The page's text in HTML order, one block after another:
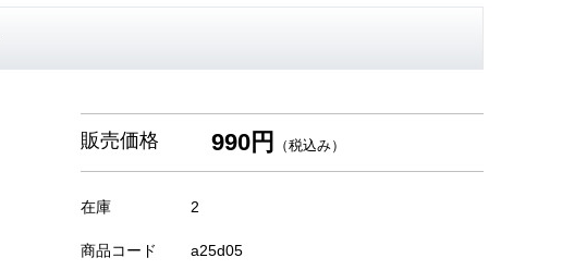
販売価格 990円 （税込み）
在庫 2
商品コード a25d05